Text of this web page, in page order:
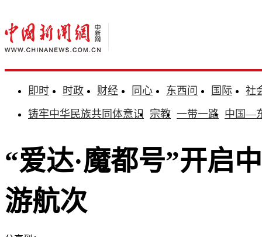
即时 时政 财经 同心 东西问 国际
社
铸牢中华民族共同体意识 宗教 一带一路 中国—
“爱达·魔都号”开启
游航次